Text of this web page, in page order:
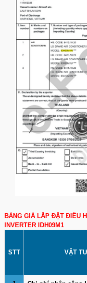
BẢNG GIÁ LẮP ĐẶT ĐIỀU
INVERTER IDH09M1
STT VẬT